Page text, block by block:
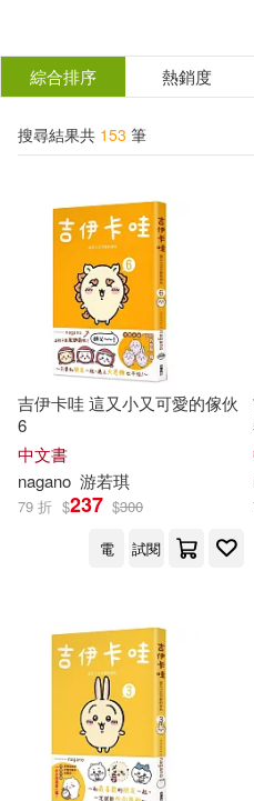
結
分類 (單選)
所有商品(153) 圖
影音(61)
3C(7) 電子書(9)
作者 (可複選)
川合亮平(6)
Marisa Garrett(4)
Not Available (NA)(4)
Bunzaburo(3)
Bohuslav(2)
展開
出版社 (可複選)
Ingram(51)
SONY MUSIC(11)
綜合排序 熱銷度
搜尋結果共 153 筆
吉伊卡哇 這又小又可愛的傢伙
6
中文書
nagano 游若琪
79 折 $237 $300
電
試閱